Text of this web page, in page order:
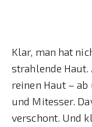
Klar, man hat
strahlende
reinen Haut –
und Mitesser.
verschont. Und